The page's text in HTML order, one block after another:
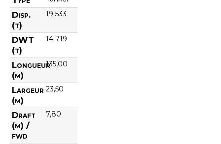
Disp.
(t)
19 533
DWT
(t)
14 719
Longueur
(m)
135,00
Largeur
(m)
23,50
Draft
(m) /
fwd
7,80